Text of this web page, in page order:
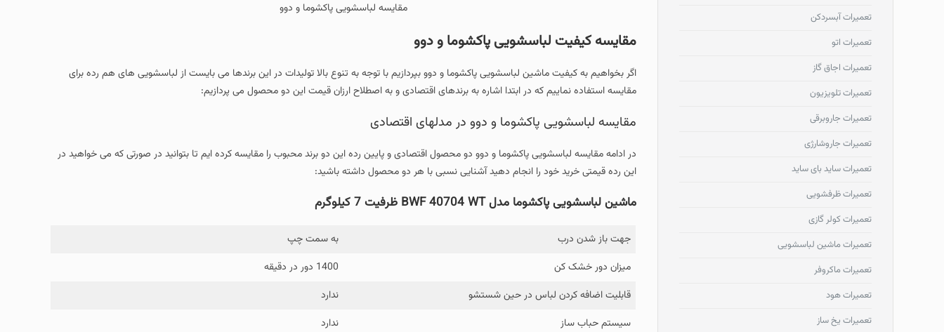
مقایسه لباسشویی پاکشوما و دوو
مقایسه کیفیت لباسشویی پاکشوما و دوو
اگر بخواهیم به کیفیت ماشین لباسشویی پاکشوما و دوو بپردازیم با توجه به تنوع بالا تولیدات در این برندها می بایست از لباسشویی های هم رده برای
مقایسه استفاده نماییم که در ابتدا اشاره به برندهای اقتصادی و به اصطلاح ارزان قیمت این دو محصول می پردازیم:
مقایسه لباسشویی پاکشوما و دوو در مدلهای اقتصادی
در ادامه مقایسه لباسشویی پاکشوما و دوو دو محصول اقتصادی و پایین رده این دو برند محبوب را مقایسه کرده ایم تا بتوانید در صورتی که می خواهید در
این رده قیمتی خرید خود را انجام دهید آشنایی نسبی با هر دو محصول داشته باشید:
ماشین لباسشویی پاکشوما مدلBWF 40704 WT ظرفیت 7 کیلوگرم
جهت باز شدن درب
به سمت چپ
میزان دور خشک کن
1400 دور در دقیقه
قابلیت اضافه کردن لباس در حین شستشو
ندارد
سیستم حباب ساز
ندارد
تعمیرات آبسردکن
تعمیرات اتو
تعمیرات اجاق گاز
تعمیرات تلویزیون
تعمیرات جاروبرقی
تعمیرات جاروشارژی
تعمیرات ساید بای ساید
تعمیرات ظرفشویی
تعمیرات کولر گازی
تعمیرات ماشین لباسشویی
تعمیرات ماکروفر
تعمیرات هود
تعمیرات یخ ساز